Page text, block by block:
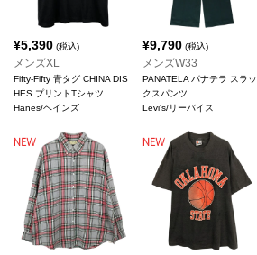
¥5,390 (税込)
メンズXL
Fifty-Fifty 青タグ CHINA DIS
HES プリントTシャツ
Hanes/ヘインズ
¥9,790(税込)
メンズW33
PANATELA パナテラ スラッ
クスパンツ
Levi's/リーバイス